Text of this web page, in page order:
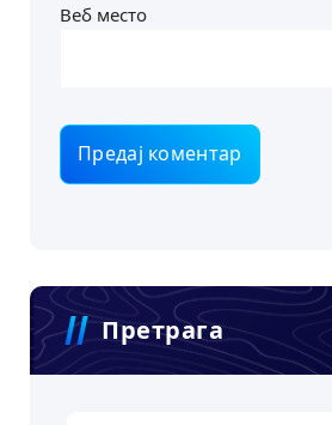
Веб место
Претрага